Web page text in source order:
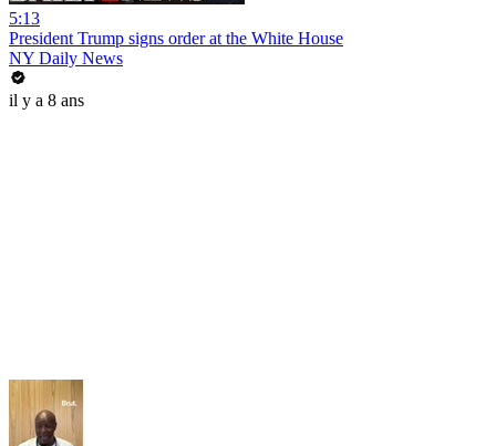
5:13
President Trump signs order at the White House
NY Daily News
il y a 8 ans